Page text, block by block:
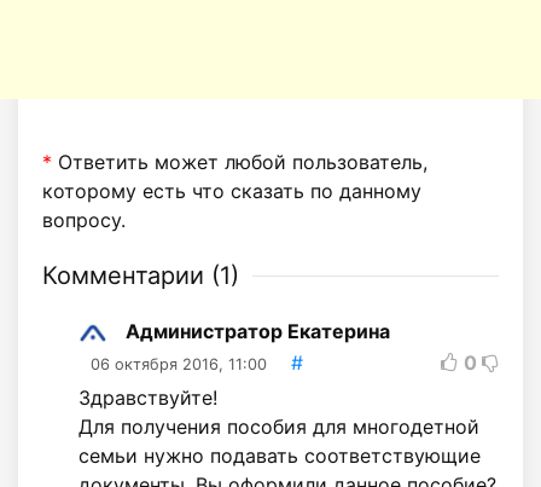
* Ответить может любой пользователь,
которому есть что сказать по данному
вопросу.
Комментарии (1)
Администратор Екатерина
06 октября 2016, 11:00 #
0
Здравствуйте!
Для получения пособия для многодетной
семьи нужно подавать соответствующие